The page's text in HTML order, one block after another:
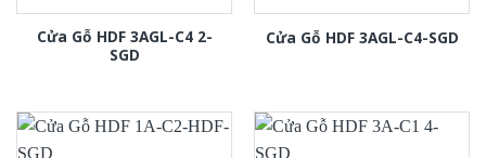
Cửa Gỗ HDF 3AGL-C4 2-
SGD
Cửa Gỗ HDF 3AGL-C4-SGD